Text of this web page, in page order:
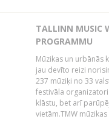
TALLINN MUSIC
PROGRAMMU
Mūzikas un urbānās
jau devīto reizi
237 mūziķi no 33
festivāla
klāstu, bet arī
vietām.TMW